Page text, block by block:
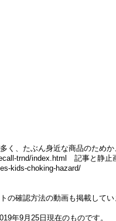
く、たぶん身近な商品のためか
trnd/index.html 記事と静止
kids-choking-hazard/
の確認方法の動画も掲載してい
年9月25日現在のものです。